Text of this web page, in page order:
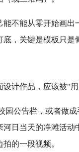
不能从零开始画出
，关键是模板只是
计作品，应该被"
公告栏，或者做
日当天的净滩活动
的一段视频。